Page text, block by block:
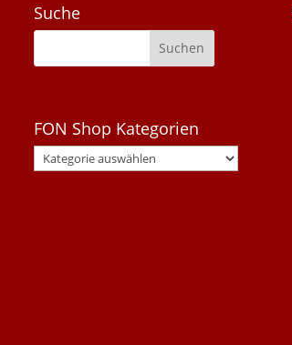
Suche
FON Shop Kategorien